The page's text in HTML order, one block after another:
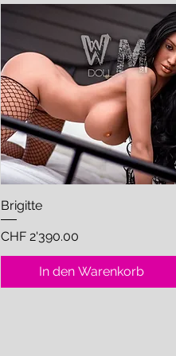
Brigitte
Preis
CHF 2'390.00
In den Warenkorb